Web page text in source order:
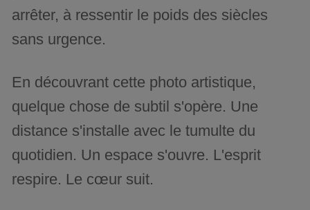
arrêter, à ressentir le poids des siècles
sans urgence.
En découvrant cette photo artistique,
quelque chose de subtil s'opère. Une
distance s'installe avec le tumulte du
quotidien. Un espace s'ouvre. L'esprit
respire. Le cœur suit.